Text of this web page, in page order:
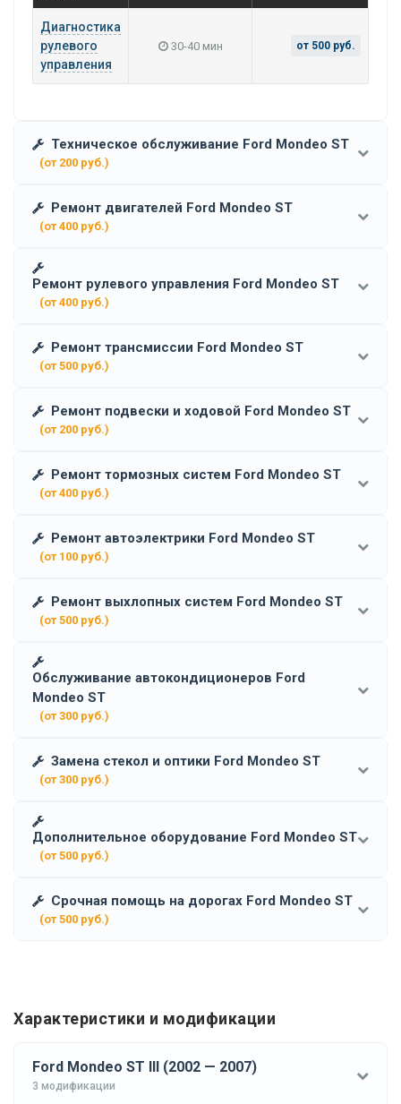
Диагностика
рулевого
управления
30-40 мин от 500 руб.
Техническое обслуживание Ford Mondeo ST
(от 200 руб.)
Ремонт двигателей Ford Mondeo ST
(от 400 руб.)
Ремонт рулевого управления Ford Mondeo ST
(от 400 руб.)
Ремонт трансмиссии Ford Mondeo ST
(от 500 руб.)
Ремонт подвески и ходовой Ford Mondeo ST
(от 200 руб.)
Ремонт тормозных систем Ford Mondeo ST
(от 400 руб.)
Ремонт автоэлектрики Ford Mondeo ST
(от 100 руб.)
Ремонт выхлопных систем Ford Mondeo ST
(от 500 руб.)
Обслуживание автокондиционеров Ford
Mondeo ST
(от 300 руб.)
Замена стекол и оптики Ford Mondeo ST
(от 300 руб.)
Дополнительное оборудование Ford Mondeo ST
(от 500 руб.)
Срочная помощь на дорогах Ford Mondeo ST
(от 500 руб.)
Характеристики и модификации
Ford Mondeo ST III (2002 — 2007)
3 модификации